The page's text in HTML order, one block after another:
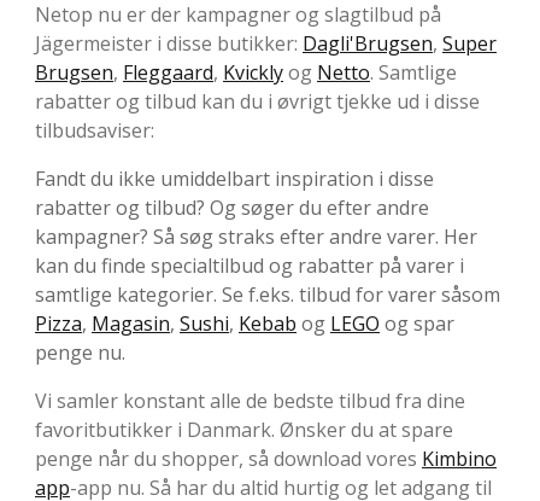
Netop nu er der kampagner og slagtilbud på
Jägermeister i disse butikker: Dagli'Brugsen, Super
Brugsen, Fleggaard, Kvicklyog Netto. Samtlige
rabatter og tilbud kan du i øvrigt tjekke ud i disse
tilbudsaviser:
Fandt du ikke umiddelbart inspiration i disse
rabatter og tilbud? Og søger du efter andre
kampagner? Så søg straks efter andre varer. Her
kan du finde specialtilbud og rabatter på varer i
samtlige kategorier. Se f.eks. tilbud for varer såsom
Pizza, Magasin, Sushi, Kebab og LEGO og spar
penge nu.
Vi samler konstant alle de bedste tilbud fra dine
favoritbutikker i Danmark. Ønsker du at spare
penge når du shopper, så download vores Kimbino
app-app nu. Så har du altid hurtig og let adgang til